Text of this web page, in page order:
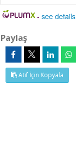
-see details
Paylaş
Atıf İçin Kopyala